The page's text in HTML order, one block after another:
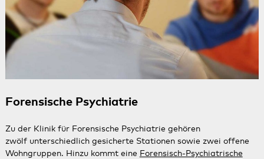
Forensische Psychiatrie
Zu der Klinik für Forensische Psychiatrie gehören
zwölf unterschiedlich gesicherte Stationen sowie zwei offene
Wohngruppen. Hinzu kommt eine Forensisch-Psychiatrische